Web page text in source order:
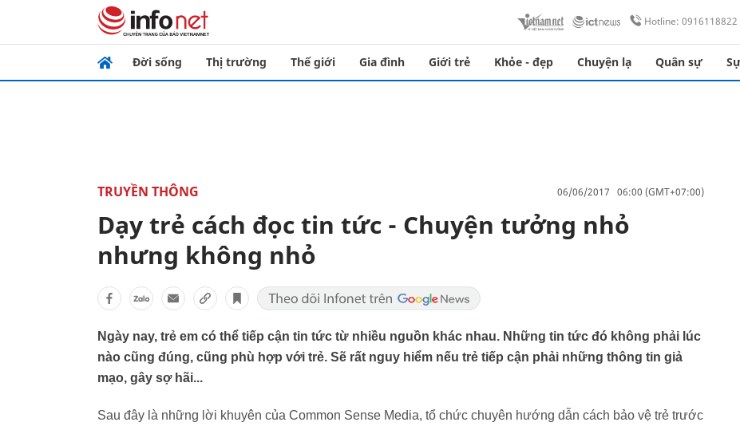
Hotline: 0916118822
Đời sống Thị trường Thế giới Gia đình Giới trẻ Khỏe - đẹp Chuyện lạ Quân sự
TRUYỀN THÔNG 06/06/2017 06:00 (GMT+07:00)
Dạy trẻ cách đọc tin tức - Chuyện tưởng nhỏ
nhưng không nhỏ
Ngày nay, trẻ em có thể tiếp cận tin tức từ nhiều nguồn khác nhau. Những tin tức đó không phải lúc
nào cũng đúng, cũng phù hợp với trẻ. Sẽ rất nguy hiểm nếu trẻ tiếp cận phải những thông tin giả
mạo, gây sợ hãi...
Sau đây là những lời khuyên của Common Sense Media, tổ chức chuyên hướng dẫn cách bảo vệ trẻ trước